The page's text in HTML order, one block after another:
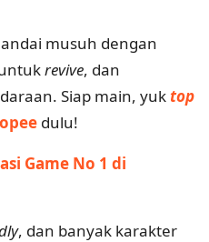
musuh dengan
revive, dan
Siap main, yuk top
dulu!
Game No 1 di
, dan banyak karakter